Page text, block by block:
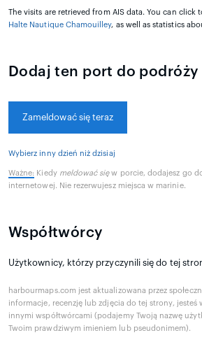
The visits are retrieved from AIS data. You can click
Halte Nautique Chamouilley, as well as statistics
Dodaj ten port do podróży
Zameldować się teraz
Wybierz inny dzień niż dzisiaj
Ważne: Kiedy meldować sięw porcie, dodajesz go
internetowej. Nie rezerwujesz miejsca w marinie.
Współtwórcy
Użytkownicy, którzy przyczynili się do tej
harbourmaps.com jest aktualizowana przez
informacje, recenzję lub zdjęcia do tej strony, jesteś
innymi współtwórcami (podajemy Twoją nazwę
Twoim prawdziwym imieniem lub pseudonimem).